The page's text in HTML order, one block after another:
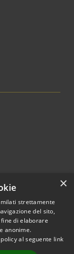
© 2026 • Comune di
• Powered by
×
strettamente
del sito,
di elaborare
anonime.
al seguente link